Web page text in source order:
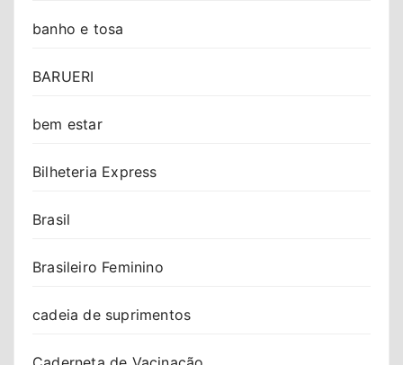
banho e tosa
BARUERI
bem estar
Bilheteria Express
Brasil
Brasileiro Feminino
cadeia de suprimentos